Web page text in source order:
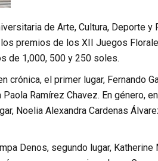
de Arte, Cultura, Deporte
premios de los XII Juegos
de 1,000, 500 y 250 soles.
el primer lugar, Fernando
Ramírez Chavez. En género,
Noelia Alexandra Cardenas
Denos, segundo lugar,